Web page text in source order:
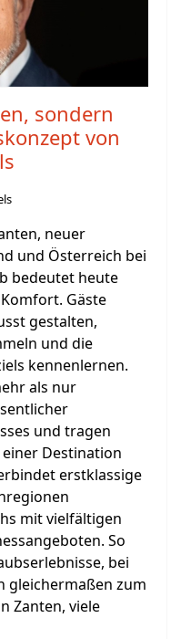
sondern
von
neuer
und Österreich bei
bedeutet heute
Gäste
gestalten,
und die
kennenlernen.
als nur
und tragen
Destination
erstklassige
mit vielfältigen
So
bei
gleichermaßen zum
Zanten, viele